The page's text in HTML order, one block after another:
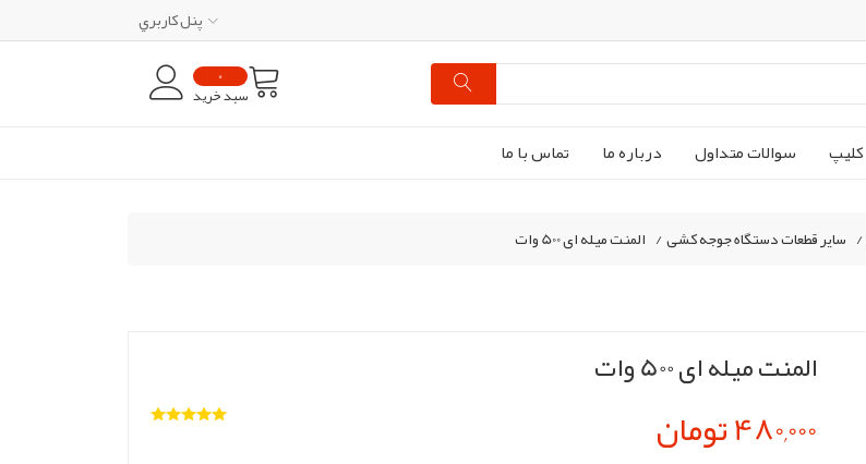
پنل کاربري
0
سبد خرید
کليپ سوالات متداول درباره ما تماس با ما
/ سایر قطعات دستگاه جوجه کشی/ المنت میله ای 500 وات
المنت میله ای 500 وات
480,000 تومان